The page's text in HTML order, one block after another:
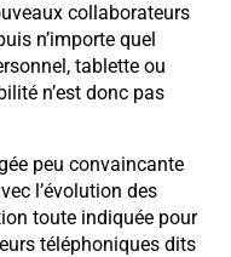
collaborateurs
n’importe quel
tablette ou
n’est donc pas
peu convaincante
l’évolution des
toute indiquée pour
téléphoniques dits